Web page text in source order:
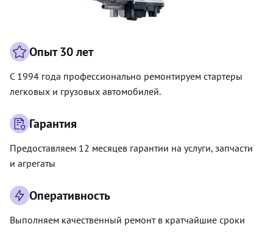
Опыт 30 лет
С 1994 года профессионально ремонтируем стартеры
легковых и грузовых автомобилей.
Гарантия
Предоставляем 12 месяцев гарантии на услуги, запчасти
и агрегаты
Оперативность
Выполняем качественный ремонт в кратчайшие сроки